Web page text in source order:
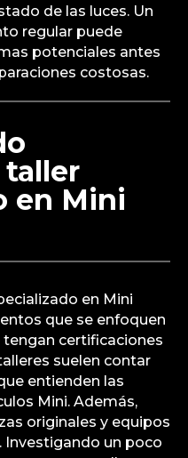
de las luces. Un
regular puede
potenciales antes
costosas.
en Mini
en Mini
que se enfoquen
certificaciones
suelen contar
entienden las
Mini. Además,
originales y equipos
Investigando un poco